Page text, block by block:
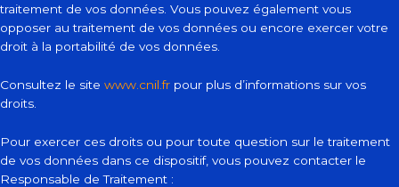
traitement de vos données. Vous pouvez également vous
opposer au traitement de vos données ou encore exercer votre
droit à la portabilité de vos données.
Consultez le site www.cnil.fr pour plus d’informations sur vos
droits.
Pour exercer ces droits ou pour toute question sur le traitement
de vos données dans ce dispositif, vous pouvez contacter le
Responsable de Traitement :